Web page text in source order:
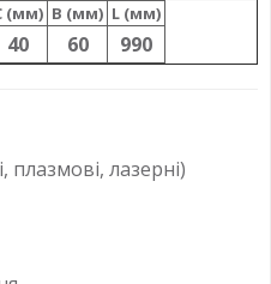
(мм) B (мм) L (мм)
40 60 990
лазерні)